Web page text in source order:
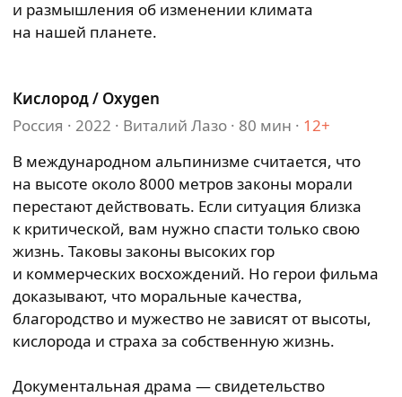
и размышления об изменении климата
на нашей планете.
Кислород / Oxygen
Россия ⸱ 2022 ⸱ Виталий Лазо ⸱ 80 мин ⸱ 12+
В международном альпинизме считается, что
на высоте около 8000 метров законы морали
перестают действовать. Если ситуация близка
к критической, вам нужно спасти только свою
жизнь. Таковы законы высоких гор
и коммерческих восхождений. Но герои фильма
доказывают, что моральные качества,
благородство и мужество не зависят от высоты,
кислорода и страха за собственную жизнь.
Документальная драма — свидетельство